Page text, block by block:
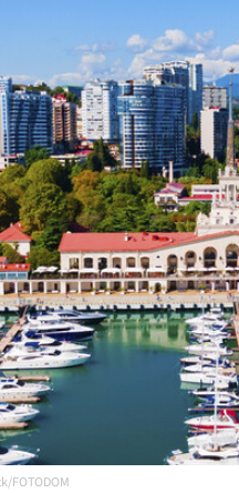
FOTODOM